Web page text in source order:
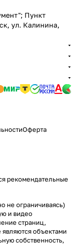
Пункт
ул. Калинина,
Оферта
рекомендательные
не ограничиваясь)
и видео
страниц,
объектами
собственность,